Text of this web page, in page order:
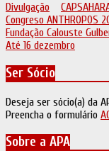
Divulgação
Navegação
de
artigos
Congreso ANTHROPOS
Fundação Calouste
Até 16 dezembro
Ser Sócio
Deseja ser sócio(a) da
Preencha o formulário
Sobre a APA